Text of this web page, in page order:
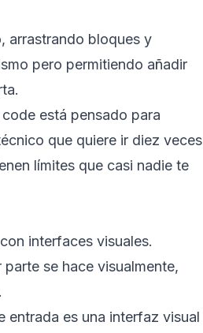
arrastrando bloques y
pero permitiendo añadir
está pensado para
que quiere ir diez veces
límites que casi nadie te
interfaces visuales.
se hace visualmente,
es una interfaz visual